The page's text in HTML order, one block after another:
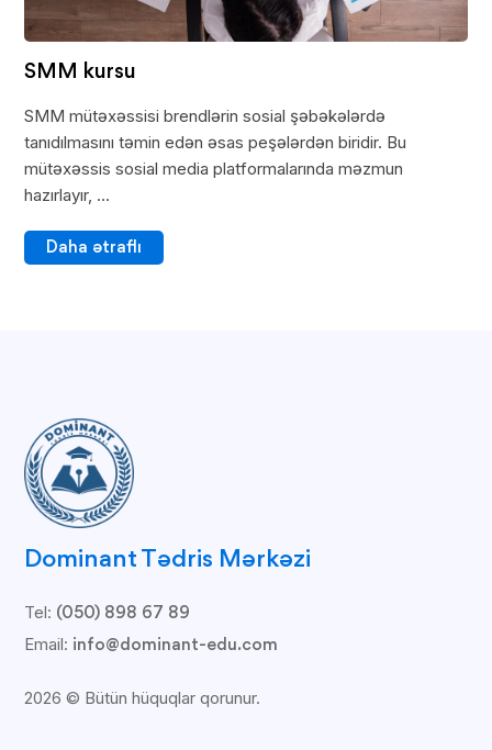
SMM kursu
SMM mütəxəssisi brendlərin sosial şəbəkələrdə
tanıdılmasını təmin edən əsas peşələrdən biridir. Bu
mütəxəssis sosial media platformalarında məzmun
hazırlayır, ...
Daha ətraflı
Dominant Tədris Mərkəzi
Tel: (050) 898 67 89
Email: info@dominant-edu.com
2026 © Bütün hüquqlar qorunur.